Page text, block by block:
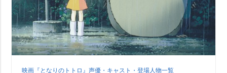
映画『となりのトトロ』声優・キャスト・登場人物一覧